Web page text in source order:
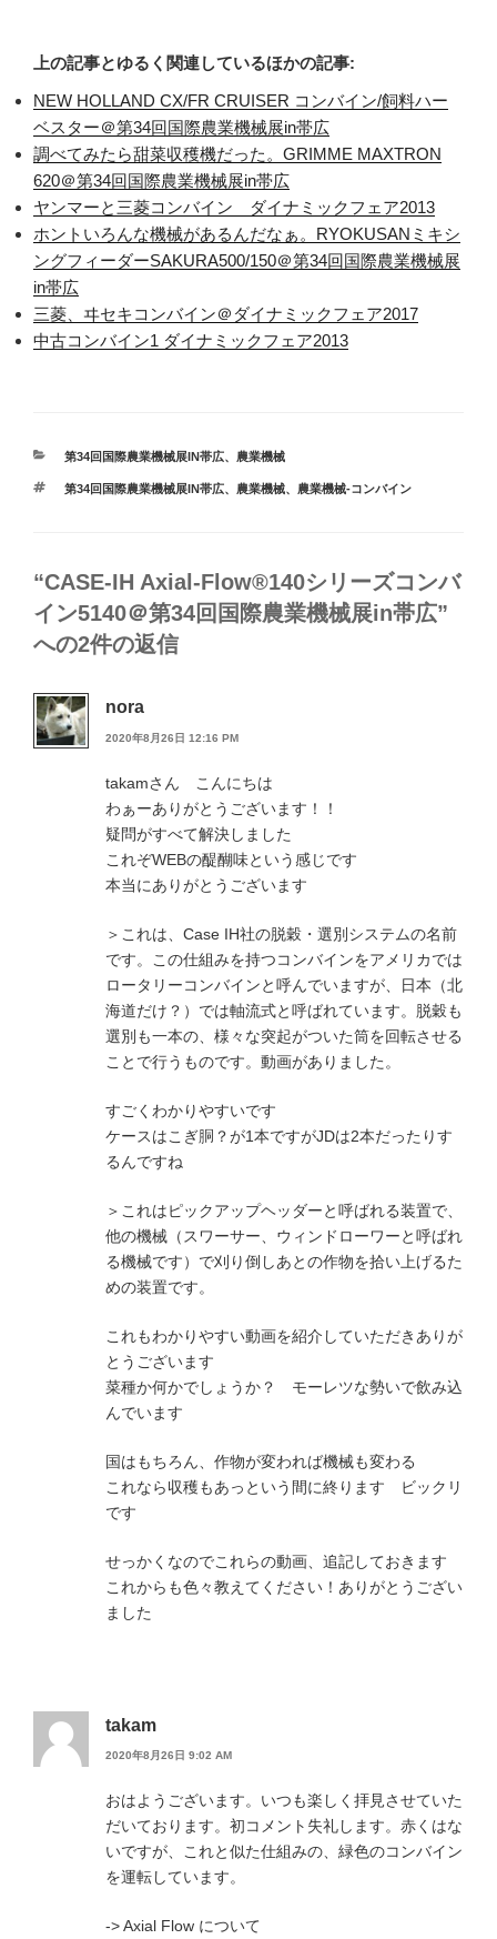
上の記事とゆるく関連しているほかの記事:
NEW HOLLAND CX/FR CRUISER コンバイン/飼料ハー
ベスター＠第34回国際農業機械展in帯広
調べてみたら甜菜収穫機だった。GRIMME MAXTRON
620＠第34回国際農業機械展in帯広
ヤンマーと三菱コンバイン ダイナミックフェア2013
ホントいろんな機械があるんだなぁ。RYOKUSANミキシ
ングフィーダーSAKURA500/150＠第34回国際農業機械展
in帯広
三菱、ヰセキコンバイン＠ダイナミックフェア2017
中古コンバイン1 ダイナミックフェア2013
カ
ゴ
第34回国際農業機械展IN帯広、 農業機械
タ
第34回国際農業機械展IN帯広、 農業機械、 農業機械-コンバイン
“CASE-IH Axial-Flow®140シリーズコンバ
イン5140＠第34回国際農業機械展in帯広”
への2件の返信
nora
2020年8月26日 12:16 PM
takamさん こんにちは
わぁーありがとうございます！！
疑問がすべて解決しました
これぞWEBの醍醐味という感じです
本当にありがとうございます
＞これは、Case IH社の脱穀・選別システムの名前
です。この仕組みを持つコンバインをアメリカでは
ロータリーコンバインと呼んでいますが、日本（北
海道だけ？）では軸流式と呼ばれています。脱穀も
選別も一本の、様々な突起がついた筒を回転させる
ことで行うものです。動画がありました。
すごくわかりやすいです
ケースはこぎ胴？が1本ですがJDは2本だったりす
るんですね
＞これはピックアップヘッダーと呼ばれる装置で、
他の機械（スワーサー、ウィンドローワーと呼ばれ
る機械です）で刈り倒しあとの作物を拾い上げるた
めの装置です。
これもわかりやすい動画を紹介していただきありが
とうございます
菜種か何かでしょうか？ モーレツな勢いで飲み込
んでいます
国はもちろん、作物が変われば機械も変わる
これなら収穫もあっという間に終ります ビックリ
です
せっかくなのでこれらの動画、追記しておきます
これからも色々教えてください！ありがとうござい
ました
takam
2020年8月26日 9:02 AM
おはようございます。いつも楽しく拝見させていた
だいております。初コメント失礼します。赤くはな
いですが、これと似た仕組みの、緑色のコンバイン
を運転しています。
-> Axial Flow について